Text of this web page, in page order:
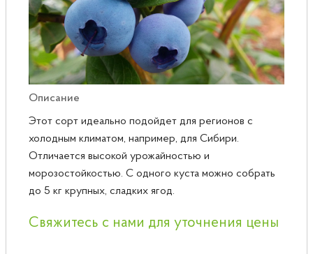
Сирень
Описание
Этот сорт идеально подойдет для регионов с
холодным климатом, например, для Сибири.
Отличается высокой урожайностью и
морозостойкостью. С одного куста можно собрать
до 5 кг крупных, сладких ягод.
Свяжитесь с нами для уточнения цены